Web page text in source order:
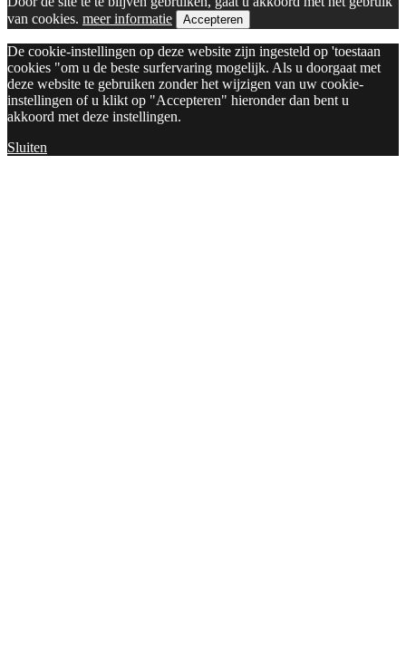
van cookies. meer informatie Accepteren
De cookie-instellingen op deze website zijn ingesteld op 'toestaan
cookies "om u de beste surfervaring mogelijk. Als u doorgaat met
deze website te gebruiken zonder het wijzigen van uw cookie-
instellingen of u klikt op "Accepteren" hieronder dan bent u
akkoord met deze instellingen.
Sluiten